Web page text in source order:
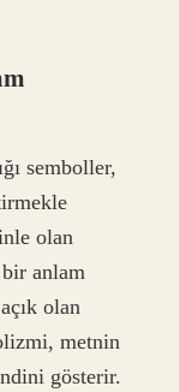
semboller,
olan
anlam
olan
metnin
gösterir.